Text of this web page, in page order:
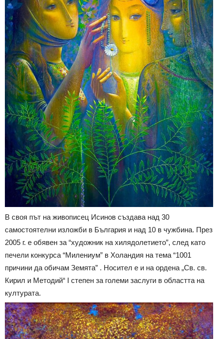
В своя път на живописец Исинов създава над 30
самостоятелни изложби в България и над 10 в чужбина. През
2005 г. е обявен за “художник на хилядолетието”, след като
печели конкурса “Милениум” в Холандия на тема “1001
причини да обичам Земята” . Носител е и на ордена „Св. св.
Кирил и Методий“ I степен за големи заслуги в областта на
културата.